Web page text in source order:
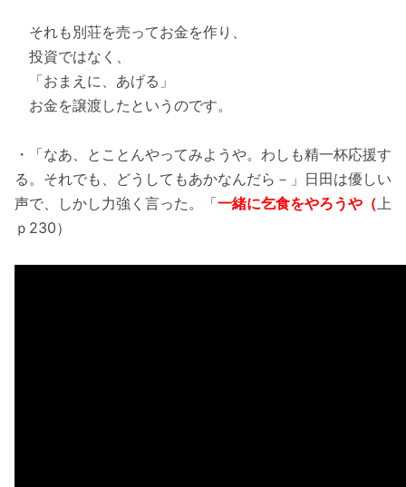
それも別荘を売ってお金を作り、
投資ではなく、
「おまえに、あげる」
お金を譲渡したというのです。
・「なあ、とことんやってみようや。わしも精一杯応援す
る。それでも、どうしてもあかなんだら－」日田は優しい
声で、しかし力強く言った。「一緒に乞食をやろうや（ 上
ｐ230）